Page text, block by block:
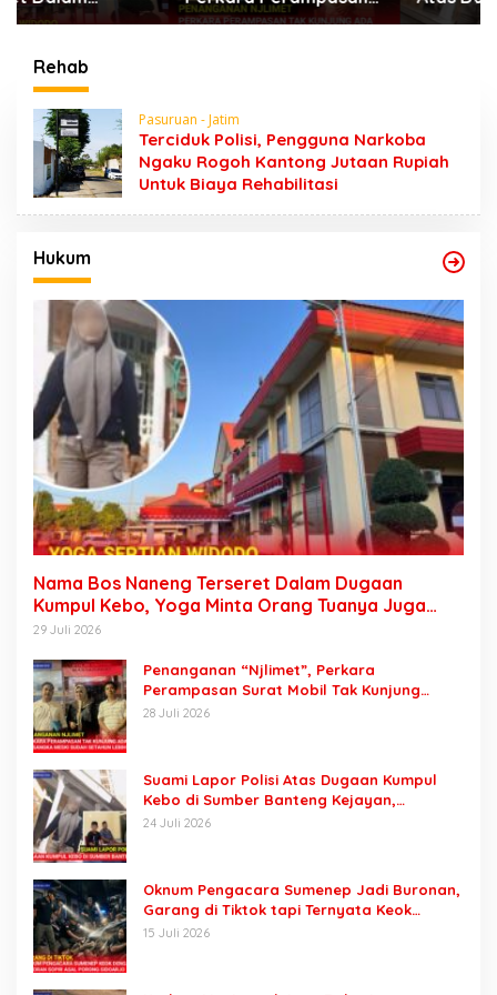
Surat Mobil Tak
Padahal Setahun di
Polres Pasuruan
Kebo di Sumber
Rehab
Pasuruan - Jatim
Terciduk Polisi, Pengguna Narkoba
Ngaku Rogoh Kantong Jutaan Rupiah
Untuk Biaya Rehabilitasi
Hukum
Nama Bos Naneng Terseret Dalam Dugaan
Kumpul Kebo, Yoga Minta Orang Tuanya Juga
Dipanggil Polisi
29 Juli 2026
Penanganan “Njlimet”, Perkara
Perampasan Surat Mobil Tak Kunjung
Tersangka Padahal Setahun di Polres
28 Juli 2026
Suami Lapor Polisi Atas Dugaan Kumpul
Kebo di Sumber Banteng Kejayan,
Keluarga Minta Segera Ditangkap
24 Juli 2026
Oknum Pengacara Sumenep Jadi Buronan,
Garang di Tiktok tapi Ternyata Keok
Dengan Laporan Seorang Sopir
15 Juli 2026